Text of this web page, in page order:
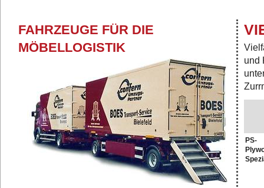
FAHRZEUGE FÜR DIE
MÖBELLOGISTIK
und
PS-